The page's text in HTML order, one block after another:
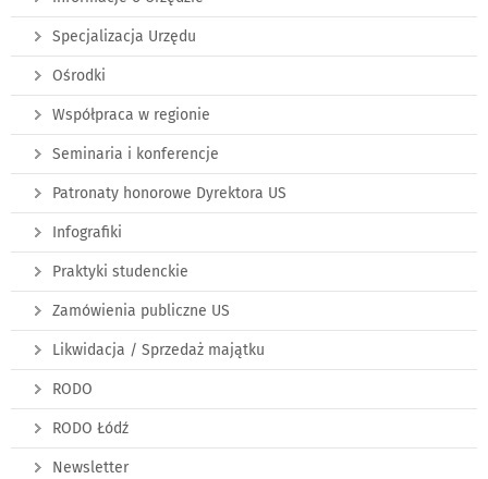
Specjalizacja Urzędu
Ośrodki
Współpraca w regionie
Seminaria i konferencje
Patronaty honorowe Dyrektora US
Infografiki
Praktyki studenckie
Zamówienia publiczne US
Likwidacja / Sprzedaż majątku
RODO
RODO Łódź
Newsletter